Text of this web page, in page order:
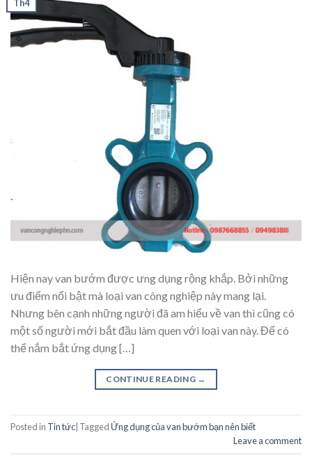
Th4
Hiện nay van bướm được ưng dụng rộng khắp. Bởi những
ưu điểm nổi bật mà loại van công nghiệp này mang lại.
Nhưng bên cạnh những người đã am hiểu về van thì cũng có
một số người mới bắt đầu làm quen với loại van này. Để có
thể nắm bắt ứng dụng […]
CONTINUE READING →
Posted in Tin tức Tagged Ứng dụng của van bướm bạn nên biết
Leave a comment